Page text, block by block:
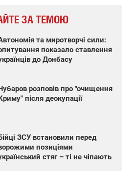
ЗА ТЕМОЮ
та миротворчі сили:
показало ставлення
до Донбасу
розповів про "очищення
після деокупації
ЗСУ встановили перед
позиціями
стяг – ті не чіпають